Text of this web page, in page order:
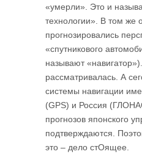
«умерли». Это и
технологии». В том же
прогнозировались
«спутникового
называют
рассматривалась. А
системы навигации
(GPS) и Россия
прогнозов японского
подтверждаются.
это – дело стОящее.